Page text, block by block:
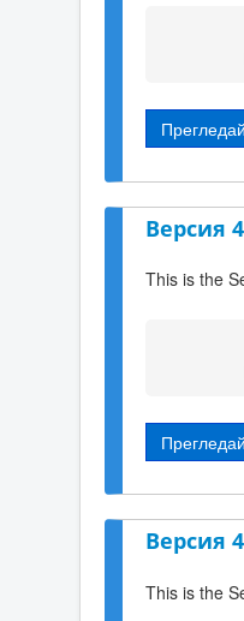
Версия
This is the
Версия
This is the